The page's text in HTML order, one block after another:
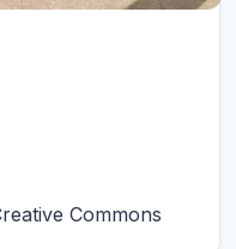
Commons